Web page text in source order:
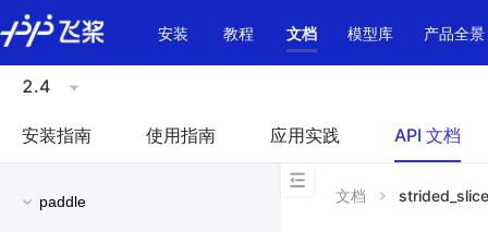
\u200E
安装
教程 文档 模型库 产品全景
2.4
安装指南 使用指南 应用实践 API 文档
paddle 文档 strided_slice